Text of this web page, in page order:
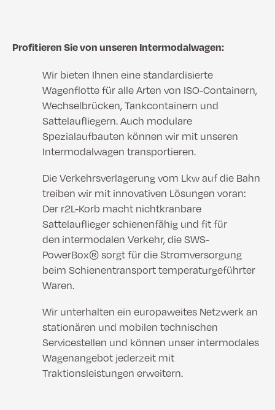
Profitieren Sie von unseren Intermodalwagen:
Wir bieten Ihnen eine standardisierte
Wagenflotte für alle Arten von ISO-Containern,
Wechselbrücken, Tankcontainern und
Sattelaufliegern. Auch modulare
Spezialaufbauten können wir mit unseren
Intermodalwagen transportieren.
Die Verkehrsverlagerung vom Lkw auf die Bahn
treiben wir mit innovativen Lösungen voran:
Der r2L-Korb macht nichtkranbare
Sattelauflieger schienenfähig und fit für
den intermodalen Verkehr, die SWS-
PowerBox® sorgt für die Stromversorgung
beim Schienentransport temperaturgeführter
Waren.
Wir unterhalten ein europaweites Netzwerk an
stationären und mobilen technischen
Servicestellen und können unser intermodales
Wagenangebot jederzeit mit
Traktionsleistungen erweitern.